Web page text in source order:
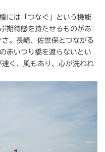
には「つなぐ」という機能
期待感を持たせるものがあ
。長崎、佐世保とつながる
赤いつり橋を渡らないとい
く、風もあり、心が洗われ